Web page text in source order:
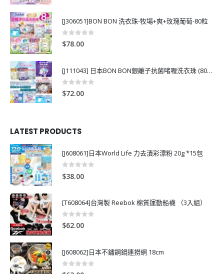
[J306051]BON BON 洗衣珠-牧場+爽+玫瑰葡萄-80粒
0out of 5
$78.00
[J111043] 日本BON BON銀離子抗菌啫喱洗衣珠 (80粒)
0out of 5
$72.00
LATEST PRODUCTS
[J608061]日本World Life 力去漬彩漂粉 20g *15包
0
$38.00
[T608064]台灣製 Reebok 棉質運動船襪 （3入組）
0 out of 5
$62.00
[J608062]日本不鏽鋼鍋連撈網 18cm
0 out of 5